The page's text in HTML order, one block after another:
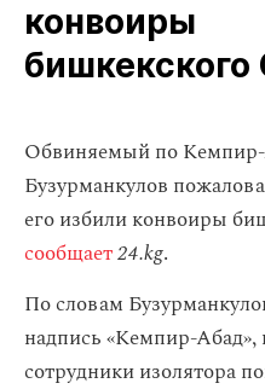
конвоиры
Обвиняемый по
Бузурманкулов
его избили конвоиры
сообщает24.kg.
По словам
надпись «Кемпир-Абад»,
сотрудники изолятора